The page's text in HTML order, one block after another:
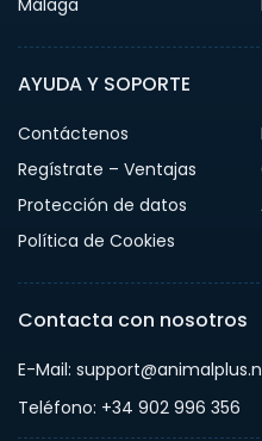
Málaga
AYUDA Y SOPORTE
Contáctenos
Regístrate – Ventajas
Protección de datos
Política de Cookies
Contacta con nosotros
E-Mail:
Teléfono: +34 902 996 356